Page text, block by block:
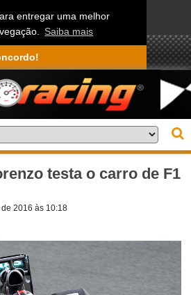
entregar uma melhor
Saiba mais
testa o carro de F1
2016 às 10:18